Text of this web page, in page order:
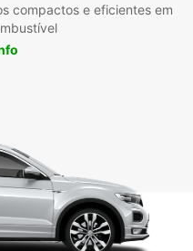
compactos e eficientes em